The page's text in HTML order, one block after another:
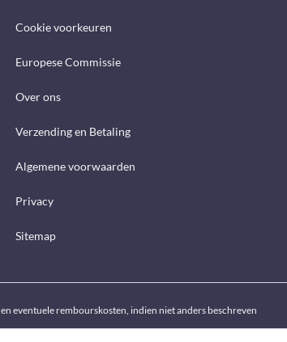
Cookie voorkeuren
Europese Commissie
Over ons
Verzending en Betaling
Algemene voorwaarden
Privacy
Sitemap
en eventuele rembourskosten, indien niet anders beschreven